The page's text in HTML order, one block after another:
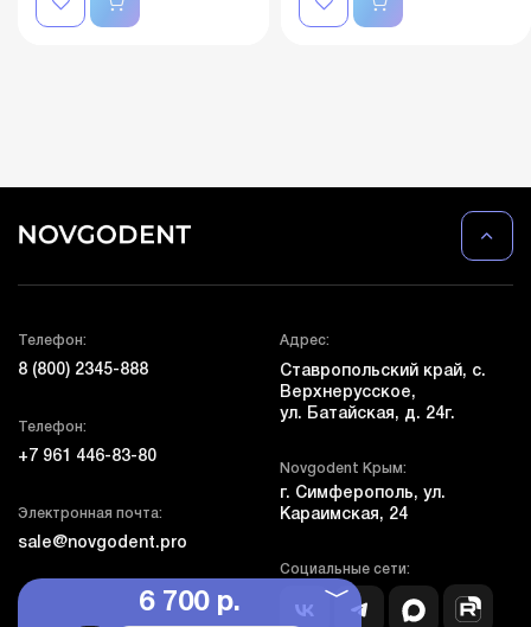
6 700 р.
Телефон:
8 (800) 2345-888
Телефон:
+7 961 446-83-80
Электронная почта:
sale@novgodent.pro
Адрес:
Ставропольский край, с.
Верхнерусское,
ул. Батайская, д. 24г.
Novgodent Крым:
г. Симферополь, ул.
Караимская, 24
Социальные сети: